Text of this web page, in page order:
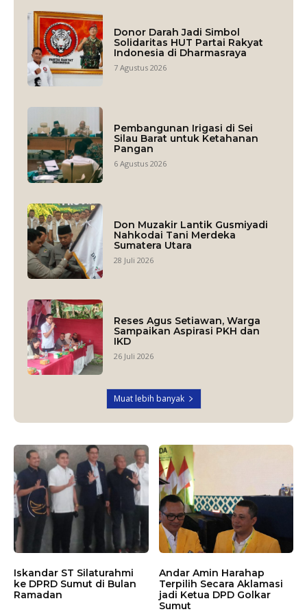
Donor Darah Jadi Simbol
Solidaritas HUT Partai Rakyat
Indonesia di Dharmasraya
7 Agustus 2026
Pembangunan Irigasi di Sei
Silau Barat untuk Ketahanan
Pangan
6 Agustus 2026
Don Muzakir Lantik Gusmiyadi
Nahkodai Tani Merdeka
Sumatera Utara
28 Juli 2026
Reses Agus Setiawan, Warga
Sampaikan Aspirasi PKH dan
IKD
26 Juli 2026
Muat lebih banyak
Iskandar ST Silaturahmi
ke DPRD Sumut di Bulan
Ramadan
Andar Amin Harahap
Terpilih Secara Aklamasi
jadi Ketua DPD Golkar
Sumut